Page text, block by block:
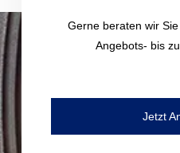
Gerne beraten wir
Angebots- bis
Jetzt